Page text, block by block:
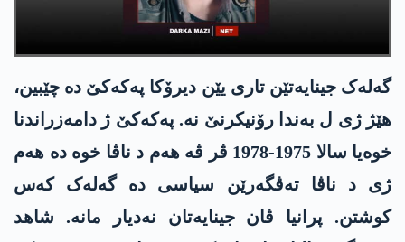
گەلەک جینایەتێن تاری یێن دیرۆکا پەکەکێ دە چێبین،
ھێژ ژی ل بەندا رۆنیکرنێ نە. پەکەکێ ژ دامەزراندنا
خوەیا سالا 1975-1978 ڤر ڤە ھەم د ناڤا خوە دە ھەم
ژی د ناڤا تەڤگەرێن سیاسی دە گەلەک کەس
کوشتن. پرانیا ڤان جینایەتان نەدیار مانە. شاھد